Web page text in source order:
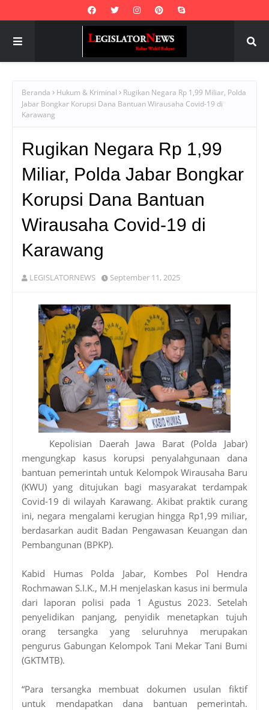
Beranda Hukum & Kriminal
Rugikan Negara Rp 1,99 Miliar, Polda
Jabar Bongkar Korupsi Dana Bantuan Wirausaha Covid-19 di
Karawang
Rugikan Negara Rp 1,99
Miliar, Polda Jabar Bongkar
Korupsi Dana Bantuan
Wirausaha Covid-19 di
Karawang
LEGISLATORNEWS September 11, 2025
Kepolisian Daerah Jawa Barat (Polda Jabar)
mengungkap kasus korupsi penyalahgunaan dana
bantuan pemerintah untuk Kelompok Wirausaha Baru
(KWU) yang ditujukan bagi masyarakat terdampak
Covid-19 di wilayah Karawang. Akibat praktik curang
ini, negara mengalami kerugian hingga Rp1,99 miliar,
berdasarkan audit Badan Pengawasan Keuangan dan
Pembangunan (BPKP).
Kabid Humas Polda Jabar, Kombes Pol Hendra
Rochmawan S.I.K., M.H menjelaskan kasus ini bermula
dari laporan polisi pada 1 Agustus 2023. Setelah
penyelidikan panjang, penyidik menetapkan tujuh
orang tersangka yang seluruhnya merupakan
pengurus Gabungan Kelompok Tani Mekar Tani Bumi
(GKTMTB).
“Para tersangka membuat dokumen usulan fiktif
untuk mendapatkan dana bantuan pemerintah.